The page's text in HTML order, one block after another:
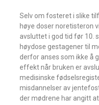
Selv om fosteret i slike
høye doser noretisteron
avsluttet i god tid før 10.
høydose gestagener til
derfor anses som ikke å
effekt når bruken er
medisinske
misdannelser av
der mødrene har angitt